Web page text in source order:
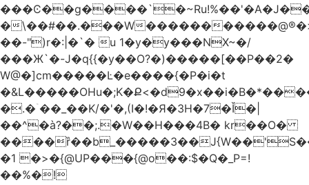
�\��#��.���W������
��-")r�:|�`� u 1�y�y���NX~�/
���Ж`�-J�q{{�y��O?�)�����[��P��2�
W@�]cm�����Ŀ�e����{�P�i�t
�.�ۤ��_��K/�'�,(I�!�Я�3H�7�Ǐ�|
��^�à?��;.�W��H���4Β� kr��O�
�1 �>�{@UP���{@o��:$�Q�_P=!
��%�!